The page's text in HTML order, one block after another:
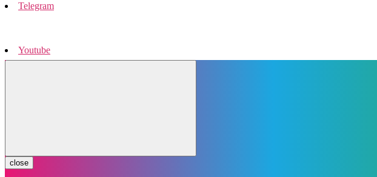
Telegram
Youtube
close